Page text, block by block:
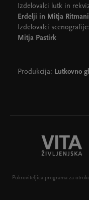
Izdelovalci lutk in
Erdelji in Mitja
Izdelovalci scenografije:
Mitja Pastirk
Produkcija: Lutkovno
Pokroviteljica programa za